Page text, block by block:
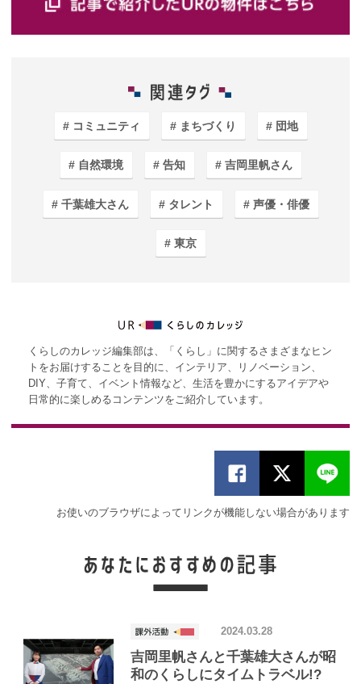
コミュニティ まちづくり 団地
自然環境 告知 吉岡里帆さん
千葉雄大さん タレント 声優・俳優
東京
くらしのカレッジ編集部は、「くらし」に関するさまざまなヒン
トをお届けすることを目的に、インテリア、リノベーション、
DIY、子育て、イベント情報など、生活を豊かにするアイデアや
日常的に楽しめるコンテンツをご紹介しています。
お使いのブラウザによってリンクが機能しない場合があります
吉岡里帆さんと千葉雄大さんが昭
和のくらしにタイムトラベル!?
2024.03.28